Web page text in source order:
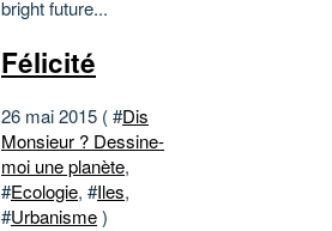
bright future...
Félicité
26 mai 2015 ( #Dis
Monsieur ? Dessine-
moi une planète,
#Ecologie, #Iles,
#Urbanisme)